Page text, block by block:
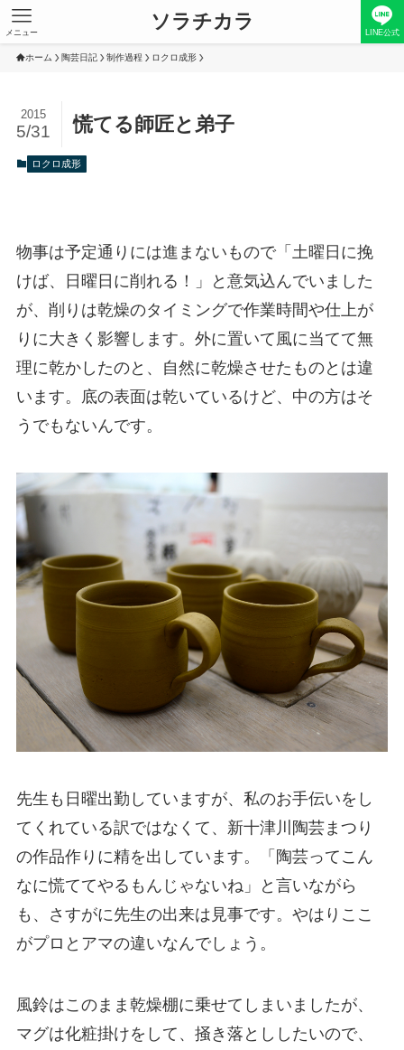
ソラチカラ LINE公式
メニュー
ホーム 陶芸日記 制作過程 ロクロ成形
慌てる師匠と弟子
2015
5/31
ロクロ成形
物事は予定通りには進まないもので「土曜日に挽
けば、日曜日に削れる！」と意気込んでいました
が、削りは乾燥のタイミングで作業時間や仕上が
りに大きく影響します。外に置いて風に当てて無
理に乾かしたのと、自然に乾燥させたものとは違
います。底の表面は乾いているけど、中の方はそ
うでもないんです。
先生も日曜出勤していますが、私のお手伝いをし
てくれている訳ではなくて、新十津川陶芸まつり
の作品作りに精を出しています。「陶芸ってこん
なに慌ててやるもんじゃないね」と言いながら
も、さすがに先生の出来は見事です。やはりここ
がプロとアマの違いなんでしょう。
風鈴はこのまま乾燥棚に乗せてしまいましたが、
マグは化粧掛けをして、掻き落とししたいので、